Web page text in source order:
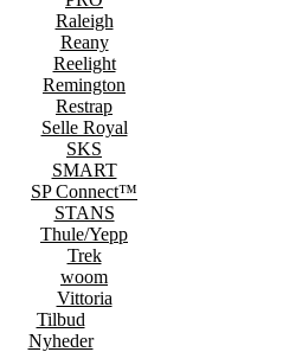
Raleigh
Reany
Reelight
Remington
Restrap
Selle Royal
SKS
SMART
SP Connect™
STANS
Thule/Yepp
Trek
woom
Vittoria
Tilbud
Nyheder